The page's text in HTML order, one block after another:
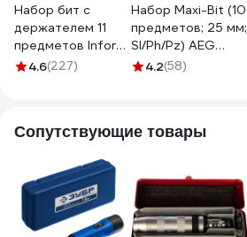
Набор бит с
держателем 11
предметов Inforce
11-01-285
4.6(227)
Набор Maxi-Bit (10
предметов; 25 мм;
Sl/Ph/Pz) AEG
4932399493
4.2(58)
Сопутствующие товары